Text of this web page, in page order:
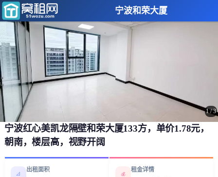
宁波和荣大厦
1/3
宁波红心美凯龙隔壁和荣大厦133方，单价1.78元，
朝南，楼层高，视野开阔
📐
出租面积
💰
租金详情